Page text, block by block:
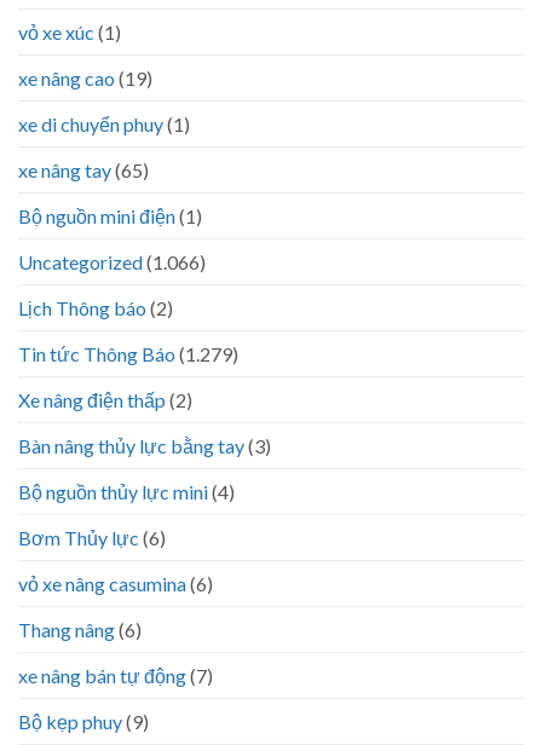
vỏ xe xúc (1)
xe nâng cao (19)
xe di chuyển phuy(1)
xe nâng tay(65)
Bộ nguồn mini điện(1)
Uncategorized(1.066)
Lịch Thông báo (2)
Tin tức Thông Báo (1.279)
Xe nâng điện thấp (2)
Bàn nâng thủy lực bằng tay(3)
Bộ nguồn thủy lực mini(4)
Bơm Thủy lực (6)
vỏ xe nâng casumina(6)
Thang nâng(6)
xe nâng bán tự động(7)
Bộ kẹp phuy(9)